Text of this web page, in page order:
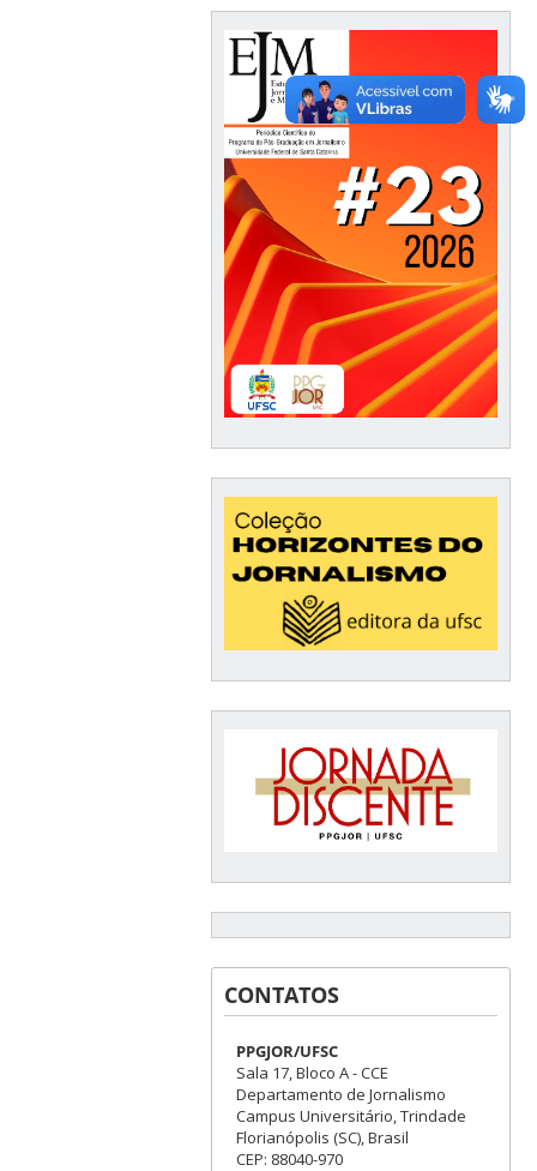
CONTATOS
PPGJOR/UFSC
Sala 17, Bloco A - CCE
Departamento de Jornalismo
Campus Universitário, Trindade
Florianópolis (SC), Brasil
CEP: 88040-970